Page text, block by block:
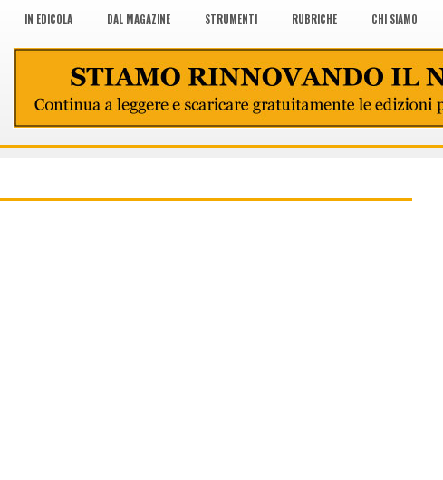
IN EDICOLA DAL MAGAZINE STRUMENTI RUBRICHE CHI SIAMO